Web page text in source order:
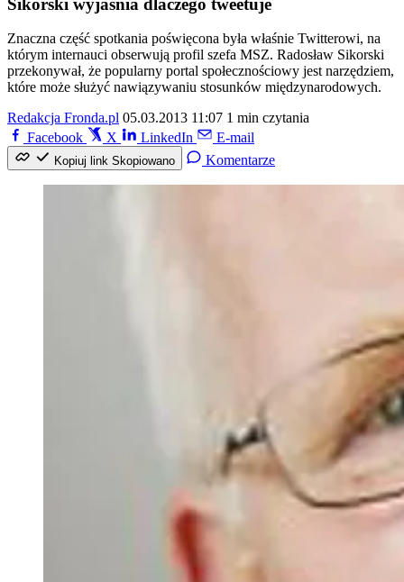
Sikorski wyjaśnia dlaczego tweetuje
Znaczna część spotkania poświęcona była właśnie Twitterowi, na
którym internauci obserwują profil szefa MSZ. Radosław Sikorski
przekonywał, że popularny portal społecznościowy jest narzędziem,
które może służyć nawiązywaniu stosunków międzynarodowych.
Redakcja Fronda.pl 05.03.2013 11:07 1 min czytania
Facebook
X LinkedIn E-mail
Kopiuj link Skopiowano Komentarze